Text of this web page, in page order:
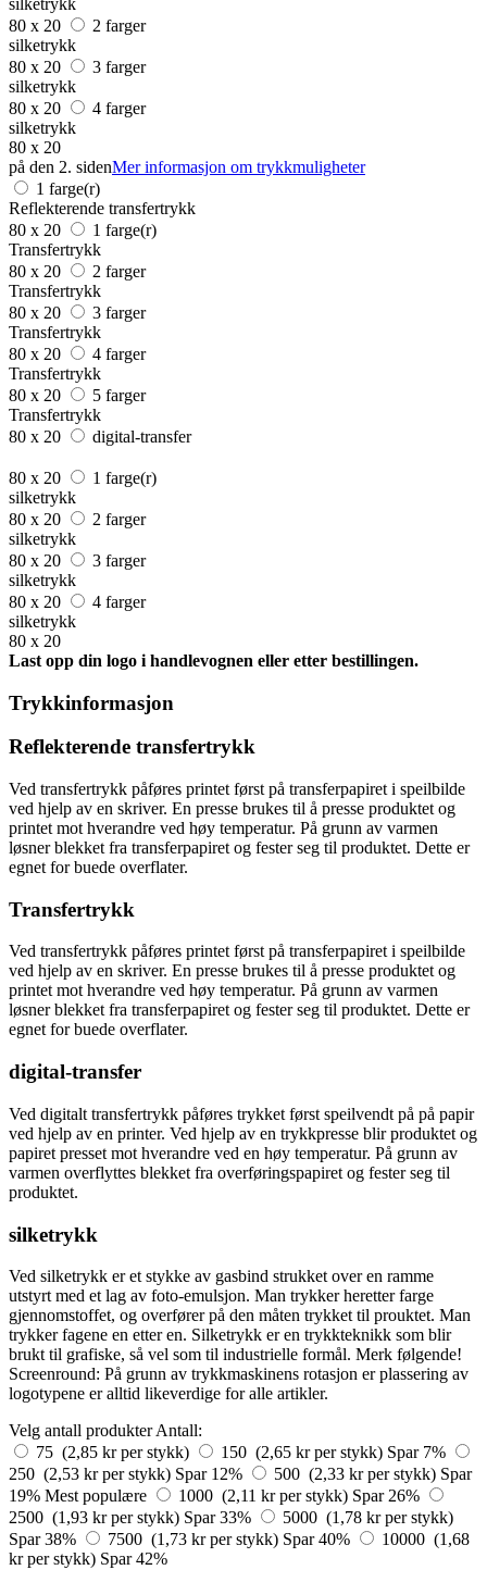
80 x 20
2 farger
silketrykk
80 x 20
3 farger
silketrykk
80 x 20
4 farger
silketrykk
80 x 20
på den 2. sidenMer informasjon om trykkmuligheter
1 farge(r)
Reflekterende transfertrykk
80 x 20
1 farge(r)
Transfertrykk
80 x 20
2 farger
Transfertrykk
80 x 20
3 farger
Transfertrykk
80 x 20
4 farger
Transfertrykk
80 x 20
5 farger
Transfertrykk
80 x 20
digital-transfer
80 x 20
1 farge(r)
silketrykk
80 x 20
2 farger
silketrykk
80 x 20
3 farger
silketrykk
80 x 20
4 farger
silketrykk
80 x 20
Last opp din logo i handlevognen eller etter bestillingen.
Trykkinformasjon
Reflekterende transfertrykk
Ved transfertrykk påføres printet først på transferpapiret i speilbilde
ved hjelp av en skriver. En presse brukes til å presse produktet og
printet mot hverandre ved høy temperatur. På grunn av varmen
løsner blekket fra transferpapiret og fester seg til produktet. Dette er
egnet for buede overflater.
Transfertrykk
Ved transfertrykk påføres printet først på transferpapiret i speilbilde
ved hjelp av en skriver. En presse brukes til å presse produktet og
printet mot hverandre ved høy temperatur. På grunn av varmen
løsner blekket fra transferpapiret og fester seg til produktet. Dette er
egnet for buede overflater.
digital-transfer
Ved digitalt transfertrykk påføres trykket først speilvendt på på papir
ved hjelp av en printer. Ved hjelp av en trykkpresse blir produktet og
papiret presset mot hverandre ved en høy temperatur. På grunn av
varmen overflyttes blekket fra overføringspapiret og fester seg til
produktet.
silketrykk
Ved silketrykk er et stykke av gasbind strukket over en ramme
utstyrt med et lag av foto-emulsjon. Man trykker heretter farge
gjennomstoffet, og overfører på den måten trykket til prouktet. Man
trykker fagene en etter en. Silketrykk er en trykkteknikk som blir
brukt til grafiske, så vel som til industrielle formål. Merk følgende!
Screenround: På grunn av trykkmaskinens rotasjon er plassering av
logotypene er alltid likeverdige for alle artikler.
Velg antall produkter Antall:
75 (2,85 kr per stykk)
150 (2,65 kr per stykk) Spar 7%
250 (2,53 kr per stykk) Spar 12% 500 (2,33 kr per stykk) Spar
19% Mest populære 1000 (2,11 kr per stykk) Spar 26%
2500 (1,93 kr per stykk) Spar 33%
5000 (1,78 kr per stykk)
Spar 38%
7500 (1,73 kr per stykk) Spar 40%
10000 (1,68
kr per stykk) Spar 42%